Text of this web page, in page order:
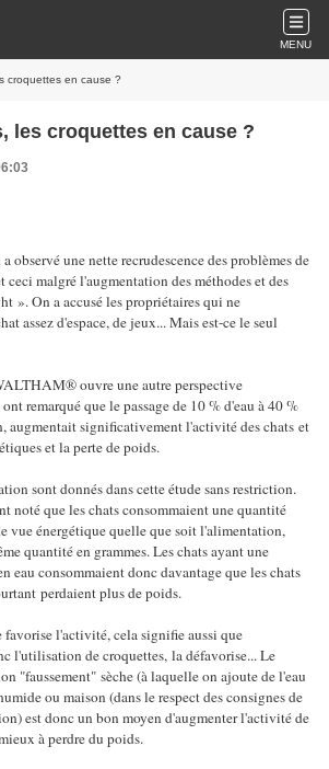
MENU
croquettes en cause ?
les croquettes en cause ?
observé une nette recrudescence des problèmes de
ceci malgré l'augmentation des méthodes et des
». On a accusé les propriétaires qui ne
assez d'espace, de jeux... Mais est-ce le seul
® ouvre une autre perspective
remarqué que le passage de 10 % d'eau à 40 %
augmentait significativement l'activité des chats et
et la perte de poids.
sont donnés dans cette étude sans restriction.
noté que les chats consommaient une quantité
vue énergétique quelle que soit l'alimentation,
quantité en grammes. Les chats ayant une
eau consommaient donc davantage que les chats
perdaient plus de poids.
l'activité, cela signifie aussi que
l'utilisation de croquettes, la défavorise... Le
"faussement" sèche (à laquelle on ajoute de l'eau
ou maison (dans le respect des consignes de
est donc un bon moyen d'augmenter l'activité de
à perdre du poids.